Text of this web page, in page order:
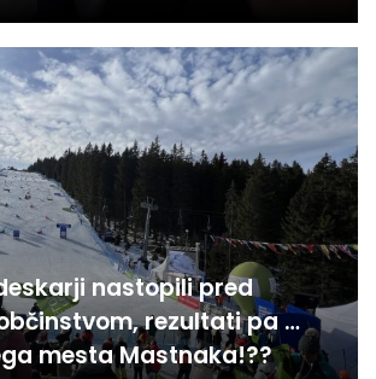
nastopili pred
rezultati pa …
mesta Mastnaka!??